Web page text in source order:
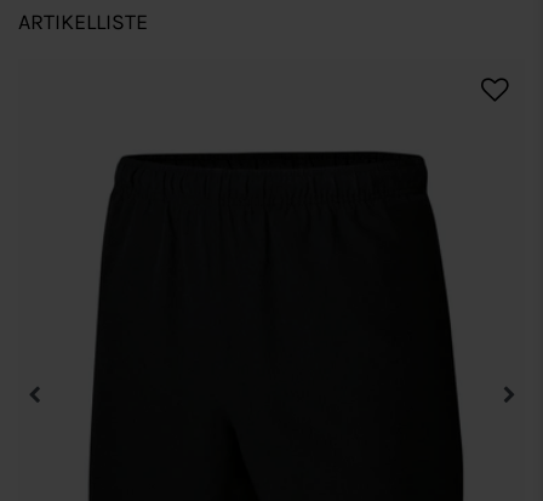
ARTIKELLISTE